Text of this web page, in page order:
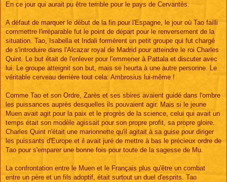
En ce jour qui aurait pu être terrible pour le pays de Cervantès.
A défaut de marquer le début de la fin pour l'Espagne, le jour où Tao failli
commettre l'irréparable fut le point de départ pour le renversement de la
situation. Tao, Isabella et Indali formèrent un petit groupe qui fut chargé
de s'introduire dans l'Alcazar royal de Madrid pour atteindre le roi Charles
Quint. Le but était de l'enlever pour l'emmener à Pattala et discuter avec
lui. Le groupe atteignit son but, mais se heurta à une autre personne. Le
véritable cerveau derrière tout cela: Ambrosius lui-même !
Comme Tao et son Ordre, Zarès et ses sbires avaient guidé dans l'ombre
les puissances auprès desquelles ils pouvaient agir. Mais si le jeune
Muen avait agit pour la paix et le progrès de la science, celui qui avait un
temps était son modèle agissait pour son propre profit, sa propre gloire.
Charles Quint n'était une marionnette qu'il agitait à sa guise pour diriger
les puissants d'Europe.et il avait juré de mettre à bas le précieux ordre de
Tao pour s'emparer une bonne fois pour toute de la sagesse de Mu.
La confrontation entre le Muen et le Français plus qu'être un combat
entre un père et un fils adoptif, était surtout un duel d'esprits. Tao